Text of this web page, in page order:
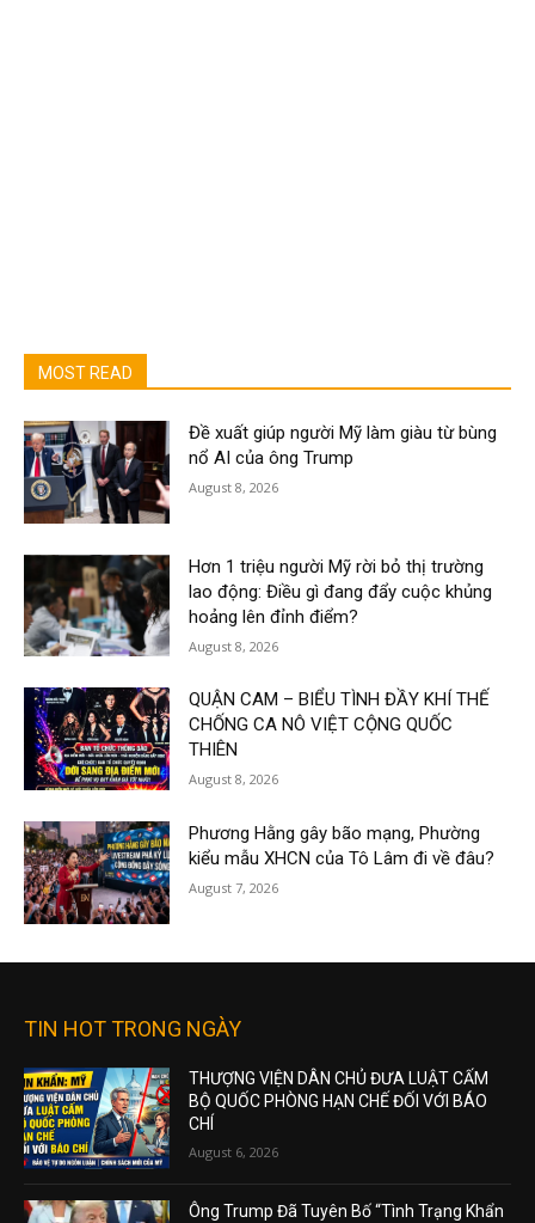
MOST READ
Đề xuất giúp người Mỹ làm giàu từ bùng
nổ AI của ông Trump
August 8, 2026
Hơn 1 triệu người Mỹ rời bỏ thị trường
lao động: Điều gì đang đẩy cuộc khủng
hoảng lên đỉnh điểm?
August 8, 2026
QUẬN CAM – BIỂU TÌNH ĐẦY KHÍ THẾ
CHỐNG CA NÔ VIỆT CỘNG QUỐC
THIÊN
August 8, 2026
Phương Hằng gây bão mạng, Phường
kiểu mẫu XHCN của Tô Lâm đi về đâu?
August 7, 2026
TIN HOT TRONG NGÀY
THƯỢNG VIỆN DÂN CHỦ ĐƯA LUẬT CẤM
BỘ QUỐC PHÒNG HẠN CHẾ ĐỐI VỚI BÁO
CHÍ
August 6, 2026
Ông Trump Đã Tuyên Bố “Tình Trạng Khẩn